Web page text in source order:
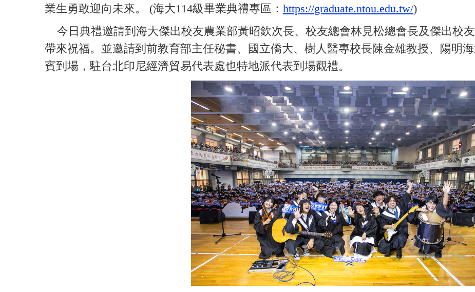
業生勇敢迎向未來。 (海大114級畢業典禮專區： https://graduate.ntou.edu.tw/)
今日典禮邀請到海大傑出校友農業部黃昭欽次長、校友總會林見松總會長及傑出校
帶來祝福。並邀請到前教育部主任秘書、國立僑大、樹人醫專校長陳金雄教授、陽明
賓到場，駐台北印尼經濟貿易代表處也特地派代表到場觀禮。